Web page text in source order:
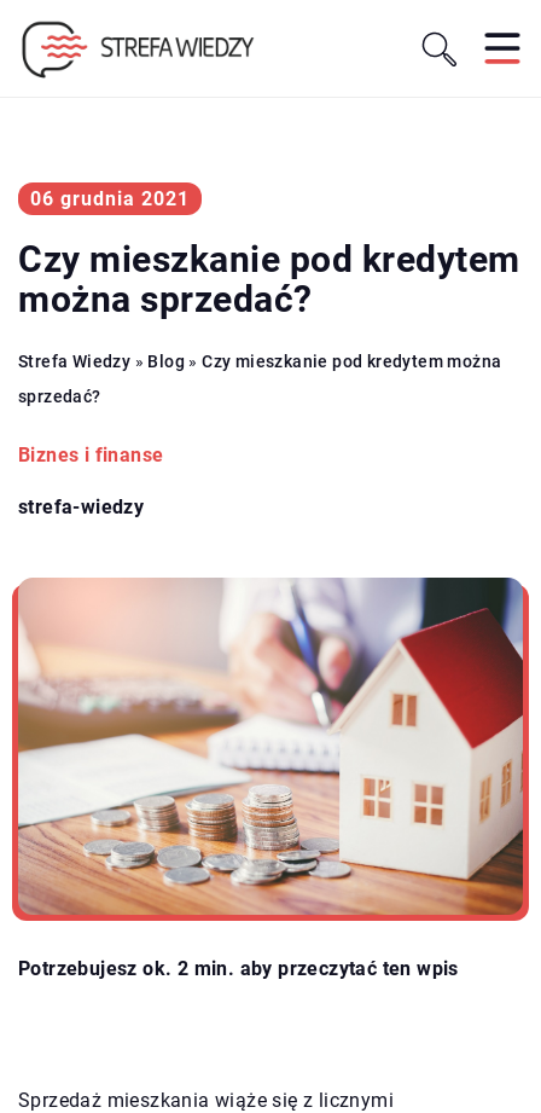
06 grudnia 2021
Czy mieszkanie pod kredytem
można sprzedać?
Strefa Wiedzy » Blog »Czy mieszkanie pod kredytem można
sprzedać?
Biznes i finanse
strefa-wiedzy
Potrzebujesz ok. 2 min. aby przeczytać ten wpis
Sprzedaż mieszkania wiąże się z licznymi